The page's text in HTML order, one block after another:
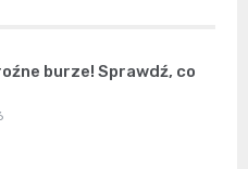
burze! Sprawdź, co